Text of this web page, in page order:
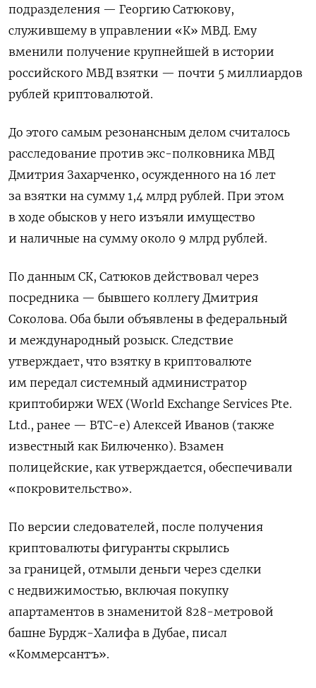
подразделения — Георгию Сатюкову,
служившему в управлении «К» МВД. Ему
вменили получение крупнейшей в истории
российского МВД взятки — почти 5 миллиардов
рублей криптовалютой.
До этого самым резонансным делом считалось
расследование против экс-полковника МВД
Дмитрия Захарченко, осужденного на 16 лет
за взятки на сумму 1,4 млрд рублей. При этом
в ходе обысков у него изъяли имущество
и наличные на сумму около 9 млрд рублей.
По данным СК, Сатюков действовал через
посредника — бывшего коллегу Дмитрия
Соколова. Оба были объявлены в федеральный
и международный розыск. Следствие
утверждает, что взятку в криптовалюте
им передал системный администратор
криптобиржи WEX (World Exchange Services Pte.
Ltd., ранее — BTC-e) Алексей Иванов (также
известный как Билюченко). Взамен
полицейские, как утверждается, обеспечивали
«покровительство».
По версии следователей, после получения
криптовалюты фигуранты скрылись
за границей, отмыли деньги через сделки
с недвижимостью, включая покупку
апартаментов в знаменитой 828-метровой
башне Бурдж-Халифа в Дубае, писал
«Коммерсантъ».